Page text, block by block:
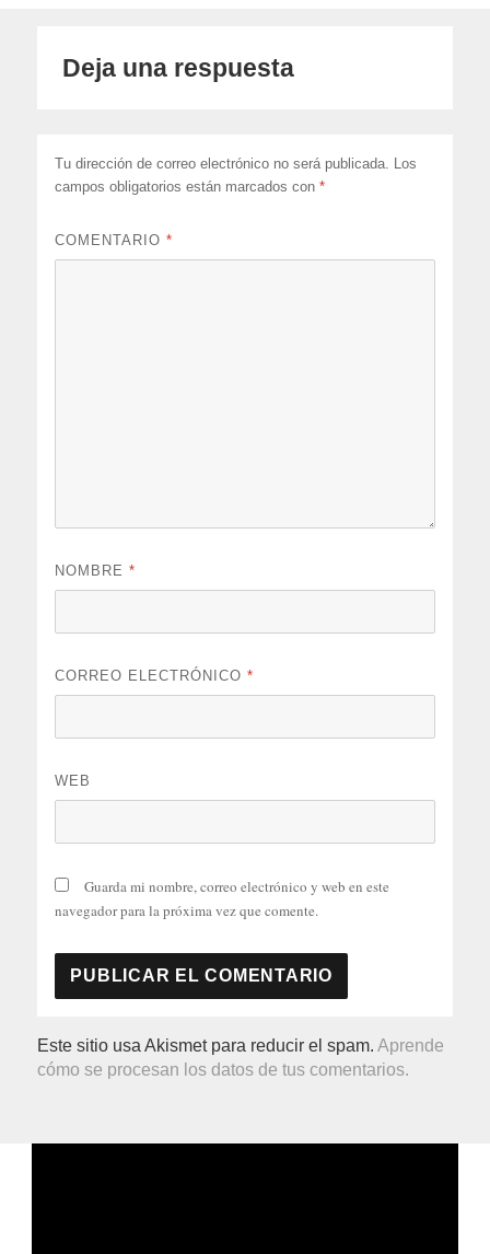
Deja una respuesta
Tu dirección de correo electrónico no será publicada. Los
campos obligatorios están marcados con*
COMENTARIO*
NOMBRE*
CORREO ELECTRÓNICO*
WEB
Guarda mi nombre, correo electrónico y web en este
navegador para la próxima vez que comente.
Este sitio usa Akismet para reducir el spam.Aprende
cómo se procesan los datos de tus comentarios.